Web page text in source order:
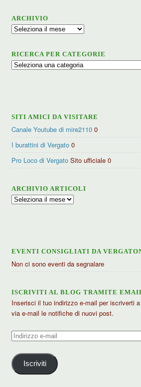
ARCHIVIO
Archivio
RICERCA PER CATEGORIE
Ricerca
SITI AMICI DA VISITARE
Canale Youtube di mire2110 0
I burattini di Vergato 0
Pro Loco di Vergato Sito ufficiale 0
ARCHIVIO ARTICOLI
Archivio
EVENTI CONSIGLIATI DA
Non ci sono eventi da segnalare
ISCRIVITI AL BLOG TRAMITE
Inserisci il tuo indirizzo e-mail per iscriverti
via e-mail le notifiche di nuovi post.
Indirizzo
mail
Iscriviti